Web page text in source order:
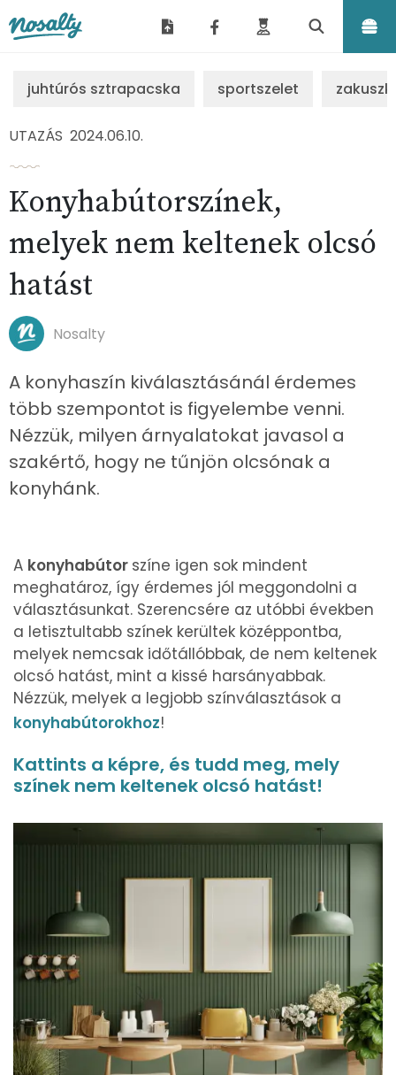
juhtúrós sztrapacska sportszelet
UTAZÁS 2024.06.10.
Konyhabútorszínek,
melyek nem keltenek olcsó
hatást
Nosalty
A konyhaszín kiválasztásánál érdemes
több szempontot is figyelembe venni.
Nézzük, milyen árnyalatokat javasol a
szakértő, hogy ne tűnjön olcsónak a
konyhánk.
A konyhabútor színe igen sok mindent
meghatároz, így érdemes jól meggondolni a
választásunkat. Szerencsére az utóbbi években
a letisztultabb színek kerültek középpontba,
melyek nemcsak időtállóbbak, de nem keltenek
olcsó hatást, mint a kissé harsányabbak.
Nézzük, melyek a legjobb színválasztások a
konyhabútorokhoz!
Kattints a képre, és tudd meg, mely
színek nem keltenek olcsó hatást!